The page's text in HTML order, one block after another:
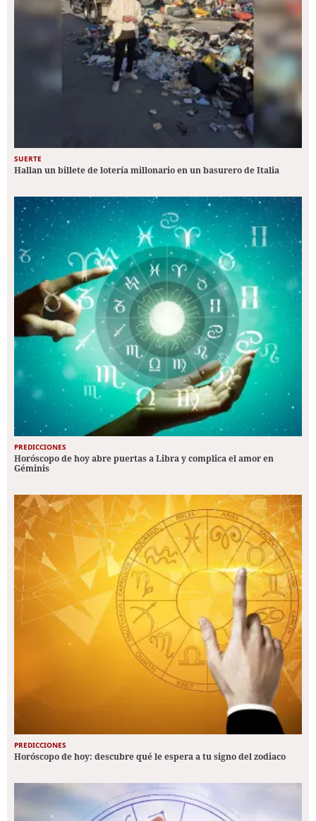
SUERTE
Hallan un billete de lotería millonario en un basurero de Italia
PREDICCIONES
Horóscopo de hoy abre puertas a Libra y complica el amor en
Géminis
PREDICCIONES
Horóscopo de hoy: descubre qué le espera a tu signo del zodiaco